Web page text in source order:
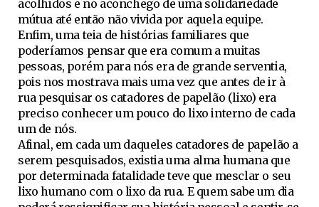
acolhidos e no aconchego de uma solidariedade
mútua até então não vivida por aquela equipe.
Enfim, uma teia de histórias familiares que
poderíamos pensar que era comum a muitas
pessoas, porém para nós era de grande serventia,
pois nos mostrava mais uma vez que antes de ir à
rua pesquisar os catadores de papelão (lixo) era
preciso conhecer um pouco do lixo interno de cada
um de nós.
Afinal, em cada um daqueles catadores de papelão a
serem pesquisados, existia uma alma humana que
por determinada fatalidade teve que mesclar o seu
lixo humano com o lixo da rua. E quem sabe um dia